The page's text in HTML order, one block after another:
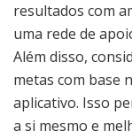
resultados com
uma rede de
Além disso,
metas com base
aplicativo. Isso
a si mesmo e